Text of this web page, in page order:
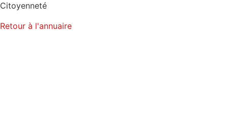
Citoyenneté
Retour à l'annuaire